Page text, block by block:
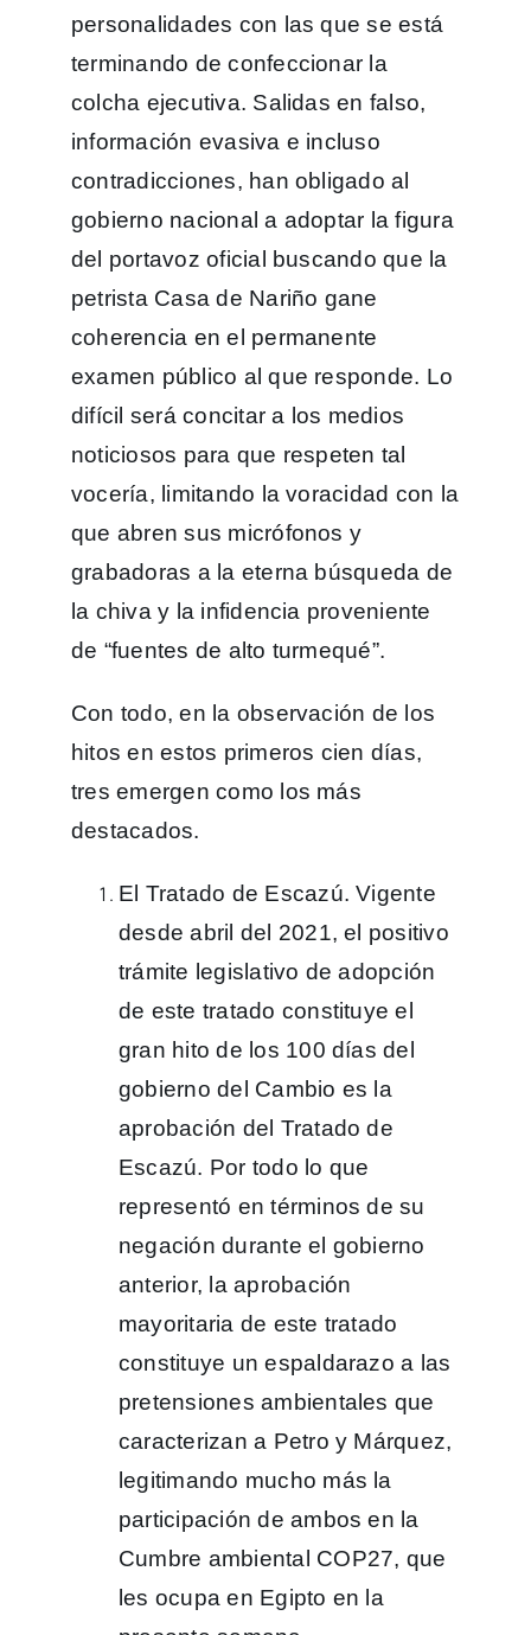
personalidades con las que se está
terminando de confeccionar la
colcha ejecutiva. Salidas en falso,
información evasiva e incluso
contradicciones, han obligado al
gobierno nacional a adoptar la figura
del portavoz oficial buscando que la
petrista Casa de Nariño gane
coherencia en el permanente
examen público al que responde. Lo
difícil será concitar a los medios
noticiosos para que respeten tal
vocería, limitando la voracidad con la
que abren sus micrófonos y
grabadoras a la eterna búsqueda de
la chiva y la infidencia proveniente
de “fuentes de alto turmequé”.
Con todo, en la observación de los
hitos en estos primeros cien días,
tres emergen como los más
destacados.
El Tratado de Escazú. Vigente
desde abril del 2021, el positivo
trámite legislativo de adopción
de este tratado constituye el
gran hito de los 100 días del
gobierno del Cambio es la
aprobación del Tratado de
Escazú. Por todo lo que
representó en términos de su
negación durante el gobierno
anterior, la aprobación
mayoritaria de este tratado
constituye un espaldarazo a las
pretensiones ambientales que
caracterizan a Petro y Márquez,
legitimando mucho más la
participación de ambos en la
Cumbre ambiental COP27, que
les ocupa en Egipto en la